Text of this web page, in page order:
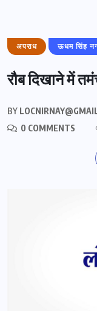
अपराध ऊधम सिंह
रौब दिखाने में
BY
0 COMMENTS